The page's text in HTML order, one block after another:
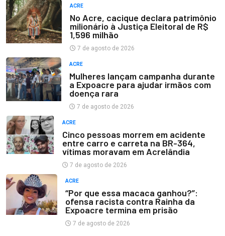
ACRE
No Acre, cacique declara patrimônio
milionário à Justiça Eleitoral de R$
1,596 milhão
7 de agosto de 2026
ACRE
Mulheres lançam campanha durante
a Expoacre para ajudar irmãos com
doença rara
7 de agosto de 2026
ACRE
Cinco pessoas morrem em acidente
entre carro e carreta na BR-364,
vítimas moravam em Acrelândia
7 de agosto de 2026
ACRE
“Por que essa macaca ganhou?”:
ofensa racista contra Rainha da
Expoacre termina em prisão
7 de agosto de 2026